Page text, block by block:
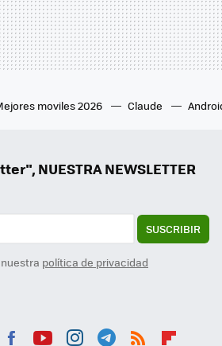
moviles 2026 Claude
NUESTRA NEWSLETTER
SUSCRIBIR
política de privacidad